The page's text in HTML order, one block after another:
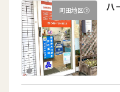
町田地区② ハ